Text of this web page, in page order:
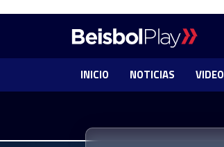
INICIO NOTICIAS VIDEO